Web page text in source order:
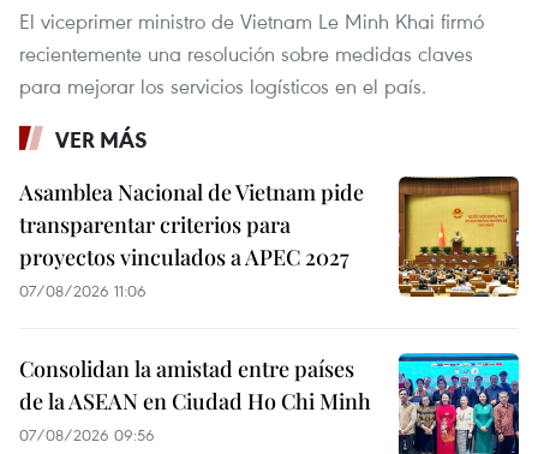
El viceprimer ministro de Vietnam Le Minh Khai firmó
recientemente una resolución sobre medidas claves
para mejorar los servicios logísticos en el país.
VER MÁS
Asamblea Nacional de Vietnam pide
transparentar criterios para
proyectos vinculados a APEC 2027
07/08/2026 11:06
Consolidan la amistad entre países
de la ASEAN en Ciudad Ho Chi Minh
07/08/2026 09:56